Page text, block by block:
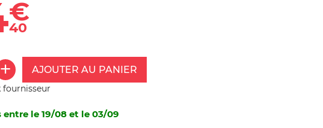
€
40
AJOUTER AU PANIER
fournisseur
entre le 19/08 et le 03/09